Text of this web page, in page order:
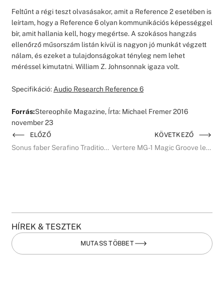
Feltűnt a régi teszt olvasásakor, amit a Reference 2 esetében is
leírtam, hogy a Reference 6 olyan kommunikációs képességgel
bír, amit hallania kell, hogy megértse. A szokásos hangzás
ellenőrző műsorszám listán kívül is nagyon jó munkát végzett
nálam, és ezeket a tulajdonságokat tényleg nem lehet
méréssel kimutatni. William Z. Johnsonnak igaza volt.
Specifikáció: Audio Research Reference 6
Forrás:Stereophile Magazine, Írta: Michael Fremer 2016
november 23
ELŐZŐ
Sonus faber Serafino Tradition álló hangsugárzó
KÖVETKEZŐ
Vertere MG-1 Magic Groove lemezjátszó
HÍREK & TESZTEK
MUTASS TÖBBET